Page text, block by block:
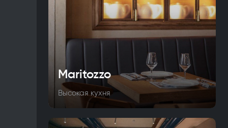
Maritozzo
Высокая кухня